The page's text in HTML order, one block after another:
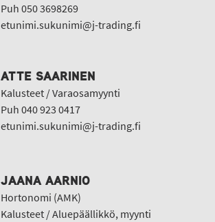
Puh 050 3698269
etunimi.sukunimi@j-trading.fi
ATTE SAARINEN
Kalusteet / Varaosamyynti
Puh 040 923 0417
etunimi.sukunimi@j-trading.fi
JAANA AARNIO
Hortonomi (AMK)
Kalusteet / Aluepäällikkö, myynti